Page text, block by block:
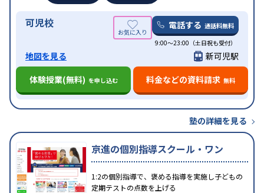
可児校 電話する 通話料無料
9:00～23:00（土日祝も受付）
地図を見る
新可児駅
体験授業(無料) を申し込む 料金などの資料請求 無料
塾の詳細を見る
京進の個別指導スクール・ワン
1:2の個別指導で、褒める指導を実施し子どもの
定期テストの点数を上げる